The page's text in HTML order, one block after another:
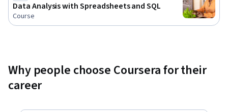
Data Analysis with Spreadsheets and SQL
Course
Why people choose Coursera for their
career